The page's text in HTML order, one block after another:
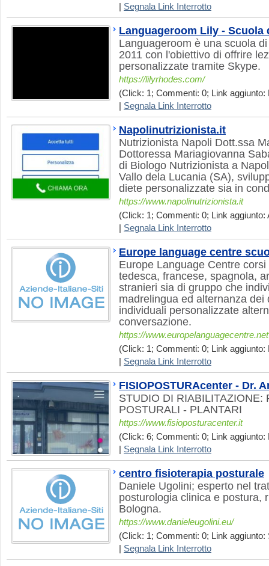
Segnala Link Interrotto
Languageroom Lily - Scuola
Languageroom è una scuola
2011 con l'obiettivo di offrire
personalizzate tramite Skype.
https://lilyrhodes.com/
(Click: 1; Commenti: 0; Link aggiunto:
Segnala Link Interrotto
Napolinutrizionista.it
Nutrizionista Napoli Dott.ssa
Dottoressa Mariagiovanna
di Biologo Nutrizionista a
Vallo dela Lucania (SA),
diete personalizzate sia in
https://www.napolinutrizionista.it
(Click: 1; Commenti: 0; Link aggiunto:
Segnala Link Interrotto
Europe language centre
Europe Language Centre
tedesca, francese, spagnola,
stranieri sia di gruppo che
madrelingua ed alternanza
individuali personalizzate
conversazione.
https://www.europelanguagecentre.net
(Click: 1; Commenti: 0; Link aggiunto:
Segnala Link Interrotto
FISIOPOSTURAcenter - Dr.
STUDIO DI RIABILITAZIONE:
POSTURALI - PLANTARI
https://www.fisioposturacenter.it
(Click: 6; Commenti: 0; Link aggiunto:
Segnala Link Interrotto
centro fisioterapia posturale
Daniele Ugolini; esperto nel
posturologia clinica e postura,
Bologna.
https://www.danieleugolini.eu/
(Click: 1; Commenti: 0; Link aggiunto:
Segnala Link Interrotto